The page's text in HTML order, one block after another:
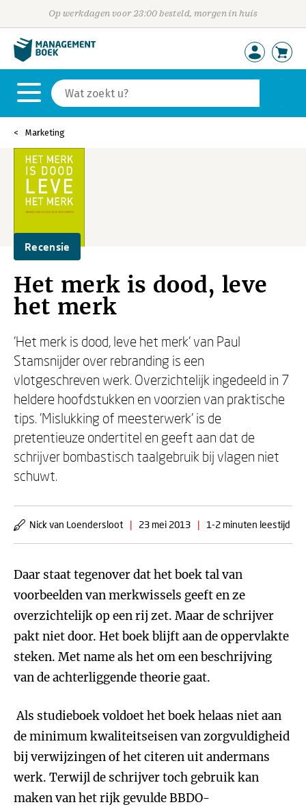
Op werkdagen voor 23:00 besteld, morgen in huis
Marketing
Recensie
Het merk is dood, leve
het merk
'Het merk is dood, leve het merk' van Paul
Stamsnijder over rebranding is een
vlotgeschreven werk. Overzichtelijk ingedeeld in 7
heldere hoofdstukken en voorzien van praktische
tips. 'Mislukking of meesterwerk' is de
pretentieuze ondertitel en geeft aan dat de
schrijver bombastisch taalgebruik bij vlagen niet
schuwt.
Nick van Loendersloot | 23 mei 2013 | 1-2 minuten leestijd
Daar staat tegenover dat het boek tal van
voorbeelden van merkwissels geeft en ze
overzichtelijk op een rij zet. Maar de schrijver
pakt niet door. Het boek blijft aan de oppervlakte
steken. Met name als het om een beschrijving
van de achterliggende theorie gaat.
Als studieboek voldoet het boek helaas niet aan
de minimum kwaliteitseisen van zorgvuldigheid
bij verwijzingen of het citeren uit andermans
werk. Terwijl de schrijver toch gebruik kan
maken van het rijk gevulde BBDO-